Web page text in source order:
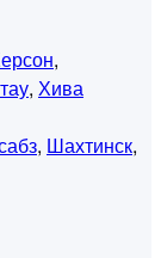
,
, Хива
, Шахтинск,